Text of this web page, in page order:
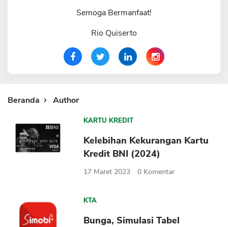
Semoga Bermanfaat!
Rio Quiserto
Beranda Author
KARTU KREDIT
Kelebihan Kekurangan Kartu
Kredit BNI (2024)
17 Maret 2023 0 Komentar
KTA
Bunga, Simulasi Tabel